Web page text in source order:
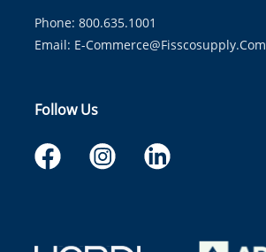
Phone: 800.635.1001
Email: E-Commerce@fisscosupply.com
Follow Us